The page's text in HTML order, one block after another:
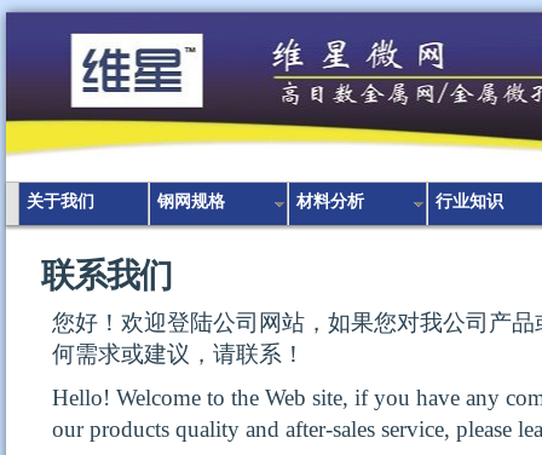
关于我们 钢网规格 材料分析 行业知识
联系我们
您好！欢迎登陆公司网站，如果您对我公司产
何需求或建议，请联系！
Hello! Welcome totheWeb site,if you have any
our products quality and after-sales service, please